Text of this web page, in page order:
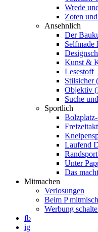
Wrede
Zoten
Ansehnlich
Der
Selfmade
Kunst &
Lesestoff
Stilsicher
Objektiv
Suche
Sportlich
Laufend
Unter
Das
Mitmachen
Verlosungen
Beim P
Werbung
fb
ig